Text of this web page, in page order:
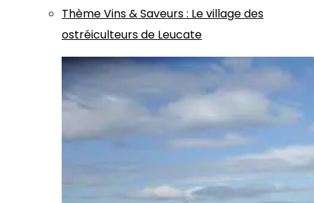
ThèmeVins & Saveurs: Le village des
ostréiculteurs de Leucate